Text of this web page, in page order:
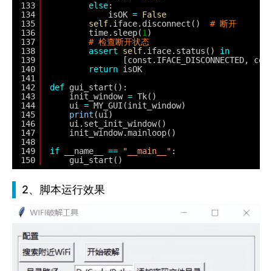
133
134
135
136
137
138
139
140
141
142
143
144
145
146
147
148
149
150
else:
isOK = False
self.iface.disconnect() # 断开
time.sleep(1)
# 检查断开状态
assert
self.iface.status() in
[const.IFACE_DISCONNECTED,
return isOK
def gui_start():
init_window = Tk()
ui = MY_GUI(init_window)
print (ui)
ui.set_init_window()
init_window.mainloop()
if
__name__ == "__main__" :
gui_start()
2、脚本运行效果